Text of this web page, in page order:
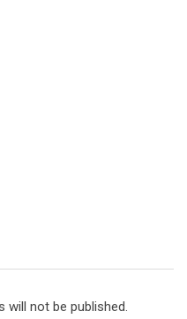
will not be published.